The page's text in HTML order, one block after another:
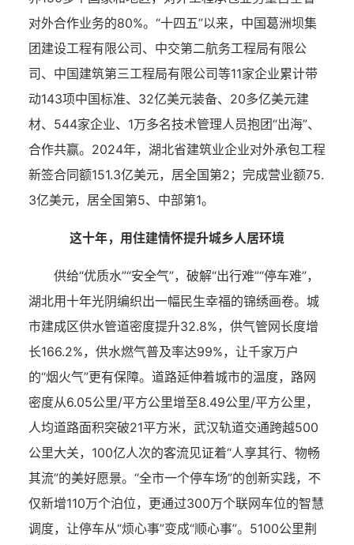
对外合作业务的80%。“十四五”以来，中国葛洲坝集
团建设工程有限公司、中交第二航务工程局有限公
司、中国建筑第三工程局有限公司等11家企业累计带
动143项中国标准、32亿美元装备、20多亿美元建
材、544家企业、1万多名技术管理人员抱团“出海”、
合作共赢。2024年，湖北省建筑业企业对外承包工程
新签合同额151.3亿美元，居全国第2；完成营业额75.
3亿美元，居全国第5、中部第1。
这十年，用住建情怀提升城乡人居环境
供给“优质水”“安全气”，破解“出行难”“停车难”，
湖北用十年光阴编织出一幅民生幸福的锦绣画卷。城
市建成区供水管道密度提升32.8%，供气管网长度增
长166.2%，供水燃气普及率达99%，让千家万户
的“烟火气”更有保障。道路延伸着城市的温度，路网
密度从6.05公里/平方公里增至8.49公里/平方公里，
人均道路面积突破21平方米，武汉轨道交通跨越500
公里大关，100亿人次的客流见证着“人享其行、物畅
其流”的美好愿景。“全市一个停车场”的创新实践，不
仅新增110万个泊位，更通过300万个联网车位的智慧
调度，让停车从“烦心事”变成“顺心事”。5100公里荆